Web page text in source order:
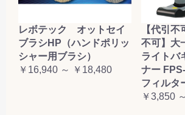
レボテック オットセイ
ブラシHP（ハンドポリッ
シャー用ブラシ）
￥16,940 ～ ￥18,480
【代引
不可】
ライトバ
ナー
フィルタ
￥3,850